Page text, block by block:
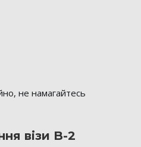
не намагайтесь
візи B-2